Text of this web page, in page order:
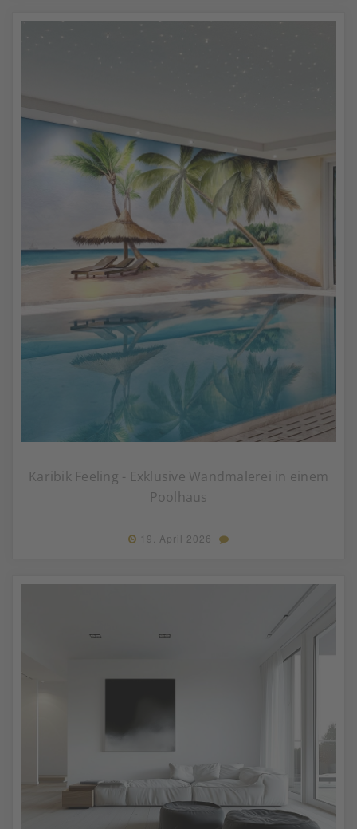
Karibik Feeling - Exklusive Wandmalerei in einem
Poolhaus
19. April 2026